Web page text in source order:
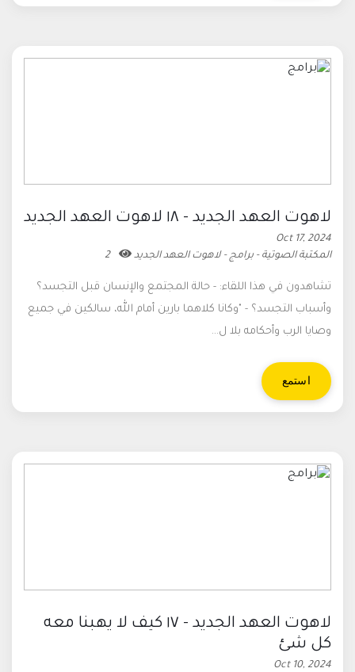
لاهوت العهد الجديد - ١٨ لاهوت العهد الجديد
Oct 17, 2024
المكتبة الصوتية - برامج - لاهوت العهد الجديد
2
تشاهدون في هذا اللقاء: - حالة المجتمع والإنسان قبل التجسد؟
وأسباب التجسد؟ - "وكانا كلاهما بارين أمام الله، سالكين في جميع
وصايا الرب وأحكامه بلا ل...
استمع
لاهوت العهد الجديد - ١٧ كيف لا يهبنا معه
كل شئ
Oct 10, 2024